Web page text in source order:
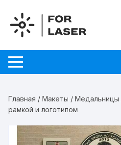
содержимому
Главная /Макеты /Медальницы
рамкой и логотипом